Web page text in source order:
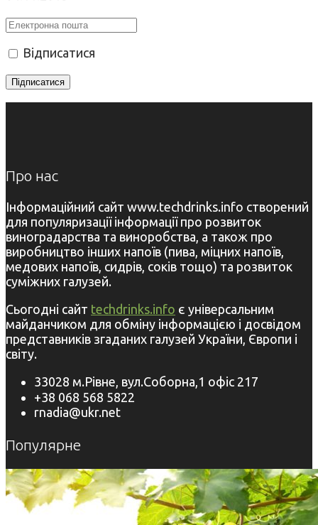
Відписатися
Про нас
Інформаційний сайт www.techdrinks.info створений
для популяризації інформації про розвиток
виноградарства та виноробства, а також про
виробництво інших напоїв (пива, міцних напоїв,
медових напоїв, сидрів, соків тощо) та розвиток
суміжних галузей.
Сьогодні сайт techdrinks.info є універсальним
майданчиком для обміну інформацією і досвідом
представників згаданих галузей України, Європи і
світу.
33028 м.Рівне, вул.Соборна,1 офіс 217
+38 068 568 5822
rnadia@ukr.net
Популярне